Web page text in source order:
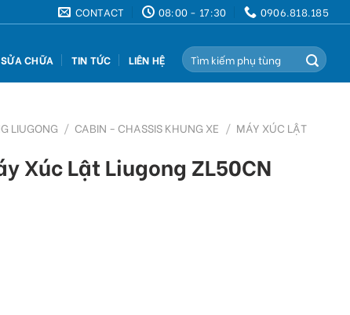
CONTACT 08:00 - 17:30 0906.818.185
CHỮA TIN TỨC LIÊN HỆ
Search
for:
LIUGONG / CABIN - CHASSIS KHUNG XE / MÁY XÚC LẬT
Xúc Lật Liugong ZL50CN